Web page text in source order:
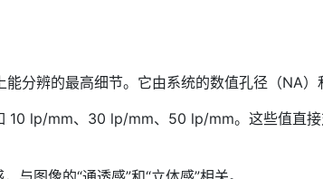
分辨的最高细节。它由系统的数值孔径（NA
10 lp/mm、30 lp/mm、50 lp/mm。这些值直